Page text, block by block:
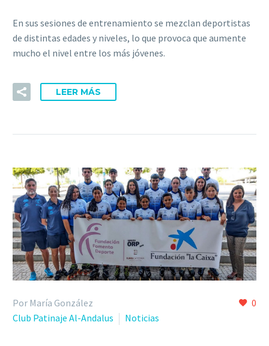
En sus sesiones de entrenamiento se mezclan deportistas
de distintas edades y niveles, lo que provoca que aumente
mucho el nivel entre los más jóvenes.
LEER MÁS
0
Por María González
Club Patinaje Al-Andalus
Noticias